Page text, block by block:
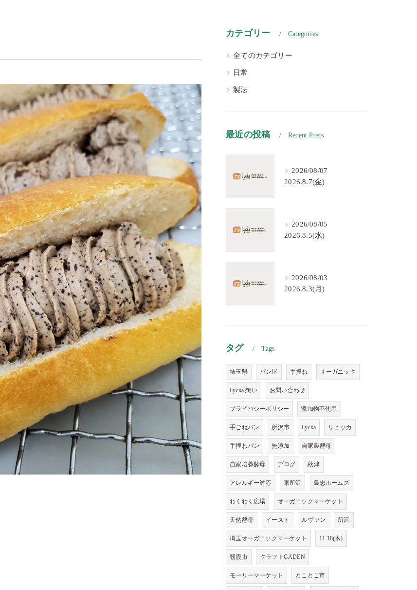
カテゴリー Categories
全てのカテゴリー
日常
製法
最近の投稿 Recent Posts
2026/08/07
2026.8.7(金)
2026/08/05
2026.8.5(水)
2026/08/03
2026.8.3(月)
タグ Tags
埼玉県 パン屋 手捏ね オーガニック
Lycka 想い お問い合わせ
プライバシーポリシー 添加物不使用
手ごねパン 所沢市 Lycka リュッカ
手捏ねパン 無添加 自家製酵母
自家培養酵母 ブログ 秋津
アレルギー対応 東所沢 島忠ホームズ
わくわく広場 オーガニックマーケット
天然酵母 イースト ルヴァン 所沢
埼玉オーガニックマーケット 11.18(木)
朝霞市 クラフトGADEN
モーリーマーケット とことこ市